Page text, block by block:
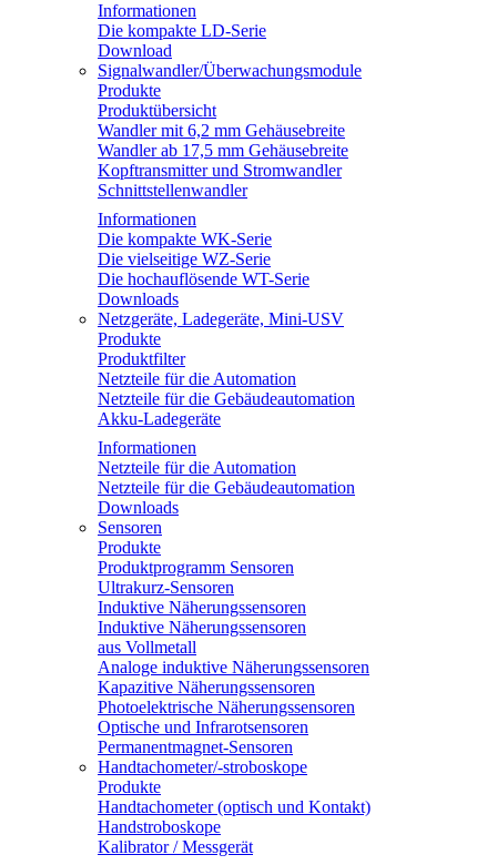
Informationen
Die kompakte LD-Serie
Download
Signalwandler/Überwachungsmodule
Produkte
Produktübersicht
Wandler mit 6,2 mm Gehäusebreite
Wandler ab 17,5 mm Gehäusebreite
Kopftransmitter und Stromwandler
Schnittstellenwandler
Informationen
Die kompakte WK-Serie
Die vielseitige WZ-Serie
Die hochauflösende WT-Serie
Downloads
Netzgeräte, Ladegeräte, Mini-USV
Produkte
Produktfilter
Netzteile für die Automation
Netzteile für die Gebäudeautomation
Akku-Ladegeräte
Informationen
Netzteile für die Automation
Netzteile für die Gebäudeautomation
Downloads
Sensoren
Produkte
Produktprogramm Sensoren
Ultrakurz-Sensoren
Induktive Näherungssensoren
Induktive Näherungssensoren
aus Vollmetall
Analoge induktive Näherungssensoren
Kapazitive Näherungssensoren
Photoelektrische Näherungssensoren
Optische und Infrarotsensoren
Permanentmagnet-Sensoren
Handtachometer/-stroboskope
Produkte
Handtachometer (optisch und Kontakt)
Handstroboskope
Kalibrator / Messgerät